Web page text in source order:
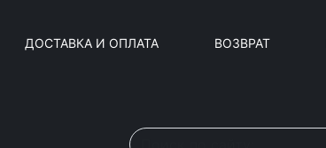
ДОСТАВКА И ОПЛАТА ВОЗВРАТ